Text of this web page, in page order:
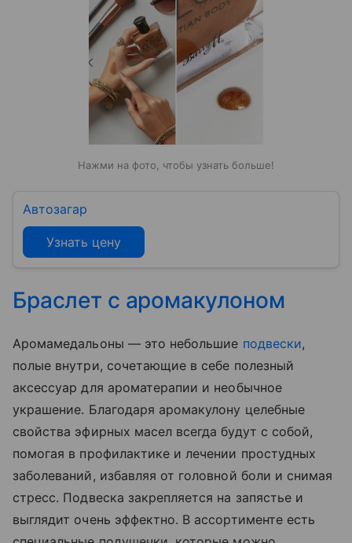
Нажми на фото, чтобы узнать больше!
Автозагар
Узнать цену
Браслет с аромакулоном
Аромамедальоны — это небольшие подвески,
полые внутри, сочетающие в себе полезный
аксессуар для ароматерапии и необычное
украшение. Благодаря аромакулону целебные
свойства эфирных масел всегда будут с собой,
помогая в профилактике и лечении простудных
заболеваний, избавляя от головной боли и снимая
стресс. Подвеска закрепляется на запястье и
выглядит очень эффектно. В ассортименте есть